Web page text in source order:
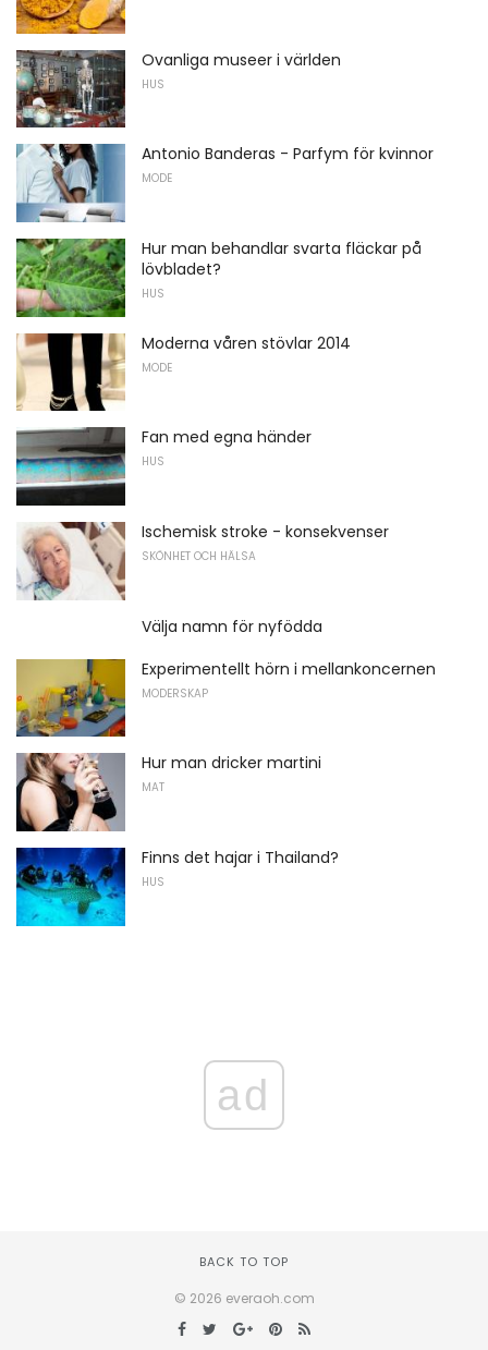
Ovanliga museer i världen
HUS
Antonio Banderas - Parfym för kvinnor
MODE
Hur man behandlar svarta fläckar på
lövbladet?
HUS
Moderna våren stövlar 2014
MODE
Fan med egna händer
HUS
Ischemisk stroke - konsekvenser
SKÖNHET OCH HÄLSA
Välja namn för nyfödda
Experimentellt hörn i mellankoncernen
MODERSKAP
Hur man dricker martini
MAT
Finns det hajar i Thailand?
HUS
ad
BACK TO TOP
© 2026 everaoh.com